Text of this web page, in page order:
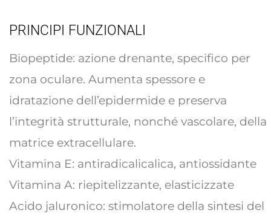
PRINCIPI FUNZIONALI
Biopeptide: azione drenante, specifico per
zona oculare. Aumenta spessore e
idratazione dell’epidermide e preserva
l’integrità strutturale, nonché vascolare, della
matrice extracellulare.
Vitamina E: antiradicalicalica, antiossidante
Vitamina A: riepitelizzante, elasticizzate
Acido jaluronico: stimolatore della sintesi del